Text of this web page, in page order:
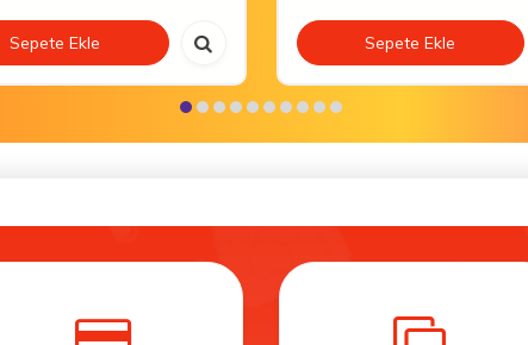
Sepete Ekle Sepete Ekle